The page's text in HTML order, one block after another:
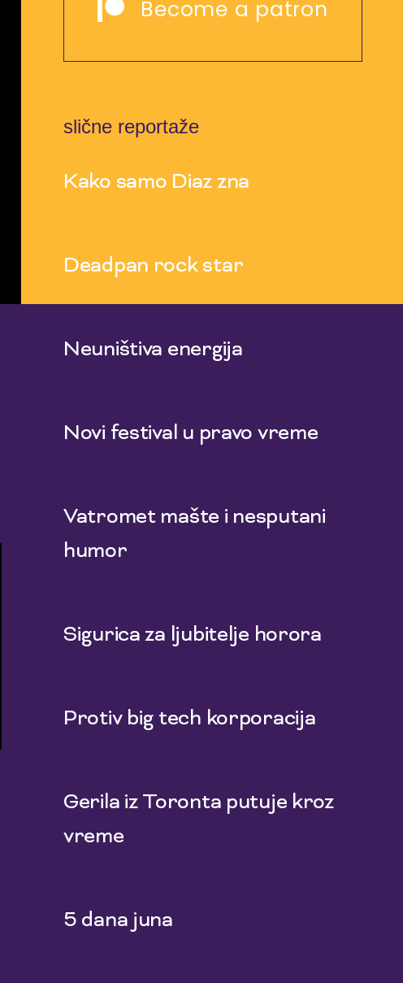
Become a patron
slične reportaže
Kako samo Diaz zna
Deadpan rock star
Neuništiva energija
Novi festival u pravo vreme
Vatromet mašte i nesputani
humor
Sigurica za ljubitelje horora
Protiv big tech korporacija
Gerila iz Toronta putuje kroz
vreme
5 dana juna